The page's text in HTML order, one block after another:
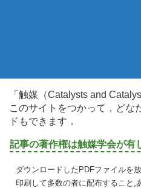
「触媒（Catalysts and
このサイトをつかって，どな
ドもできます．
記事の著作権は触媒学会が有
ダウンロードしたPDFファイルを
印刷して多数の者に配布すること,